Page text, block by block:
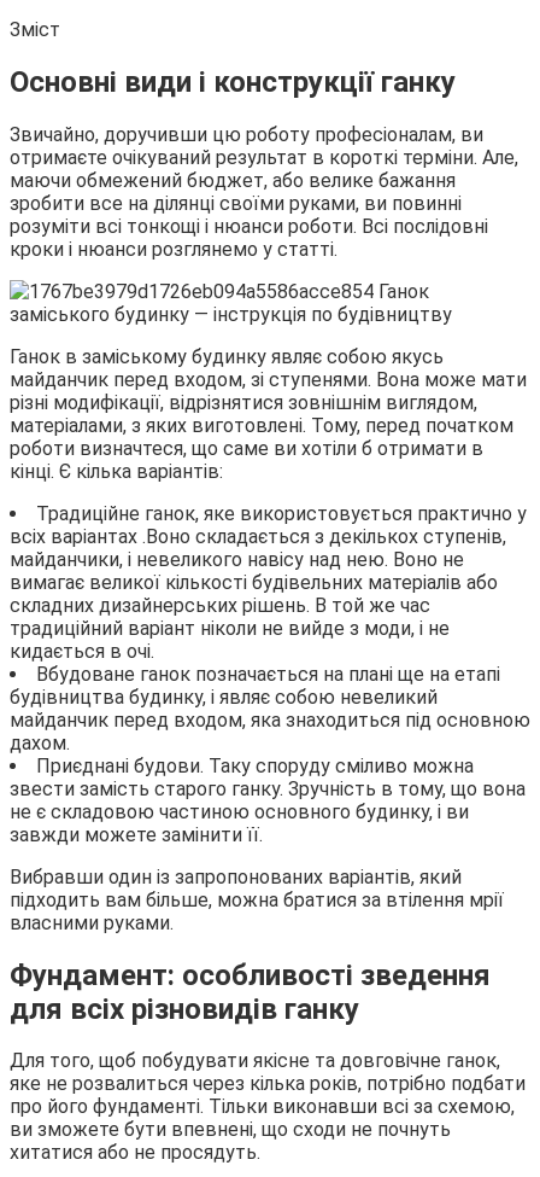
Зміст
Основні види і конструкції ганку
Звичайно, доручивши цю роботу професіоналам, ви
отримаєте очікуваний результат в короткі терміни. Але,
маючи обмежений бюджет, або велике бажання
зробити все на ділянці своїми руками, ви повинні
розуміти всі тонкощі і нюанси роботи. Всі послідовні
кроки і нюанси розглянемо у статті.
Ганок в заміському будинку являє собою якусь
майданчик перед входом, зі ступенями. Вона може мати
різні модифікації, відрізнятися зовнішнім виглядом,
матеріалами, з яких виготовлені. Тому, перед початком
роботи визначтеся, що саме ви хотіли б отримати в
кінці. Є кілька варіантів:
Традиційне ганок, яке використовується практично у
всіх варіантах .Воно складається з декількох ступенів,
майданчики, і невеликого навісу над нею. Воно не
вимагає великої кількості будівельних матеріалів або
складних дизайнерських рішень. В той же час
традиційний варіант ніколи не вийде з моди, і не
кидається в очі.
Вбудоване ганок позначається на плані ще на етапі
будівництва будинку, і являє собою невеликий
майданчик перед входом, яка знаходиться під основною
дахом.
Приєднані будови. Таку споруду сміливо можна
звести замість старого ганку. Зручність в тому, що вона
не є складовою частиною основного будинку, і ви
завжди можете замінити її.
Вибравши один із запропонованих варіантів, який
підходить вам більше, можна братися за втілення мрії
власними руками.
Фундамент: особливості зведення
для всіх різновидів ганку
Для того, щоб побудувати якісне та довговічне ганок,
яке не розвалиться через кілька років, потрібно подбати
про його фундаменті. Тільки виконавши всі за схемою,
ви зможете бути впевнені, що сходи не почнуть
хитатися або не просядуть.